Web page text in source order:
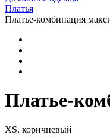
Платья
Платье-комбинация
Платье-
XS, коричневый